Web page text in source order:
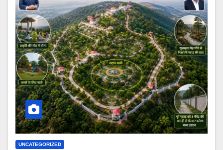
UNCATEGORIZED